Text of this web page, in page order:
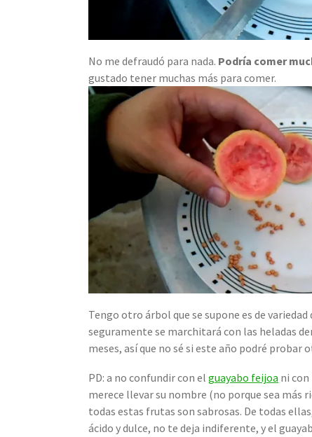
No me defraudó para nada. Podría comer
gustado tener muchas más para comer.
Tengo otro árbol que se supone es de
seguramente se marchitará con las heladas
meses, así que no sé si este año podré probar
PD: a no confundir con el guayabo feijoa ni con
merece llevar su nombre (no porque sea más
todas estas frutas son sabrosas. De todas
ácido y dulce, no te deja indiferente, y el